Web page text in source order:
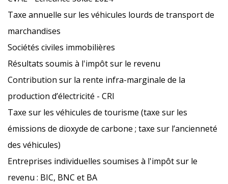
Taxe annuelle sur les véhicules lourds de transport de
marchandises
Sociétés civiles immobilières
Résultats soumis à l'impôt sur le revenu
Contribution sur la rente infra-marginale de la
production d’électricité - CRI
Taxe sur les véhicules de tourisme (taxe sur les
émissions de dioxyde de carbone ; taxe sur l’ancienneté
des véhicules)
Entreprises individuelles soumises à l'impôt sur le
revenu : BIC, BNC et BA